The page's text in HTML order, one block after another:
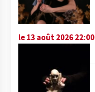
le 13 août 2026 22:00